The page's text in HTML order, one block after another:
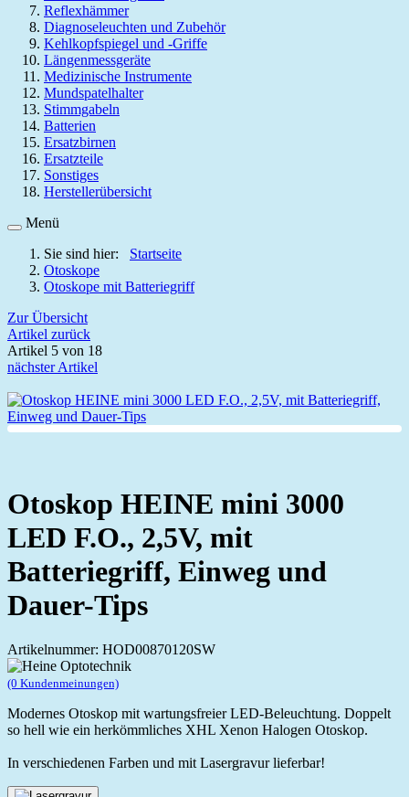
Reflexhämmer
Diagnoseleuchten und Zubehör
Kehlkopfspiegel und -Griffe
Längenmessgeräte
Medizinische Instrumente
Mundspatelhalter
Stimmgabeln
Batterien
Ersatzbirnen
Ersatzteile
Sonstiges
Herstellerübersicht
Menü
Sie sind hier: Startseite
Otoskope
Otoskope mit Batteriegriff
Zur Übersicht
Artikel zurück
Artikel 5 von 18
nächster Artikel
Otoskop HEINE mini 3000
LED F.O., 2,5V, mit
Batteriegriff, Einweg und
Dauer-Tips
Artikelnummer: HOD00870120SW
(0 Kundenmeinungen)
Modernes Otoskop mit wartungsfreier LED-Beleuchtung. Doppelt
so hell wie ein herkömmliches XHL Xenon Halogen Otoskop.
In verschiedenen Farben und mit Lasergravur lieferbar!